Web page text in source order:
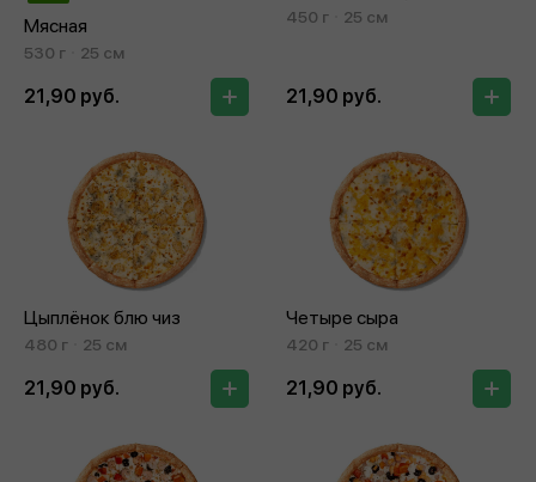
Мясная
530 г 25 см
21,90 руб.
450 г 25 см
21,90 руб.
Цыплёнок блю чиз
480 г 25 см
21,90 руб.
Четыре сыра
420 г 25 см
21,90 руб.